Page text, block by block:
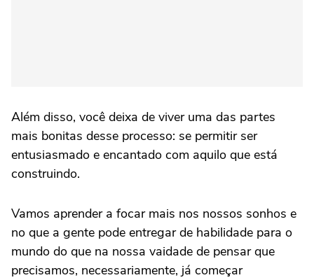
Além disso, você deixa de viver uma das partes
mais bonitas desse processo: se permitir ser
entusiasmado e encantado com aquilo que está
construindo.
Vamos aprender a focar mais nos nossos sonhos e
no que a gente pode entregar de habilidade para o
mundo do que na nossa vaidade de pensar que
precisamos, necessariamente, já começar